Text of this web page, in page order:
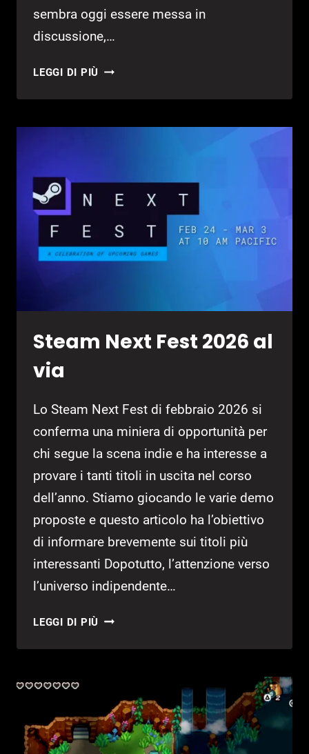
sembra oggi essere messa in
discussione,…
LEGGI DI PIÙ PLAYSTATION
PC,
CHE
RIACCENDE
DISCUSSIONE
FAN
Steam Next Fest 2026 al
via
Lo Steam Next Fest di febbraio 2026 si
conferma una miniera di opportunità per
chi segue la scena indie e ha interesse a
provare i tanti titoli in uscita nel corso
dell’anno. Stiamo giocando le varie demo
proposte e questo articolo ha l’obiettivo
di informare brevemente sui titoli più
interessanti Dopotutto, l’attenzione verso
l’universo indipendente…
LEGGI DI PIÙ STEAM
FEST
VIA